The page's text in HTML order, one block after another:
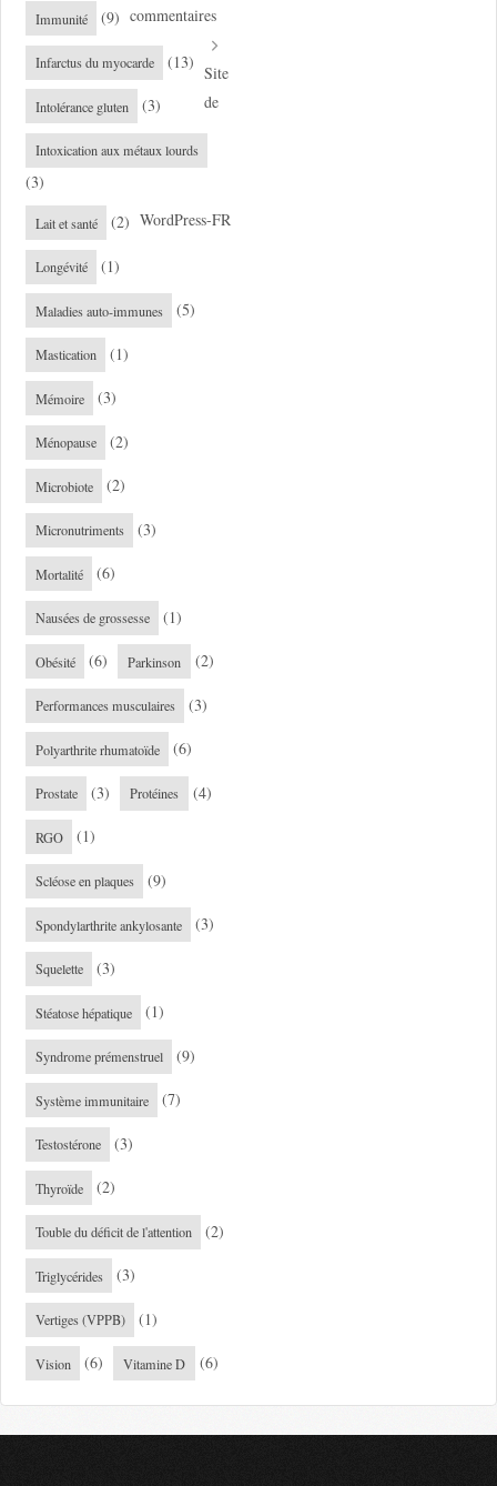
Immunité (9)
Infarctus du myocarde (13)
Intolérance gluten (3)
Intoxication aux métaux lourds
(3)
Lait et santé (2)
Longévité (1)
Maladies auto-immunes (5)
Mastication (1)
Mémoire (3)
Ménopause (2)
Microbiote (2)
Micronutriments (3)
Mortalité (6)
Nausées de grossesse (1)
Obésité (6) Parkinson (2)
Performances musculaires (3)
Polyarthrite rhumatoïde (6)
Prostate (3) Protéines (4)
RGO (1)
Scléose en plaques (9)
Spondylarthrite ankylosante (3)
Squelette (3)
Stéatose hépatique (1)
Syndrome prémenstruel (9)
Système immunitaire (7)
Testostérone (3)
Thyroïde (2)
Touble du déficit de l'attention (2)
Triglycérides (3)
Vertiges (VPPB) (1)
Vision (6) Vitamine D (6)
commentaires
Site
de
WordPress-FR